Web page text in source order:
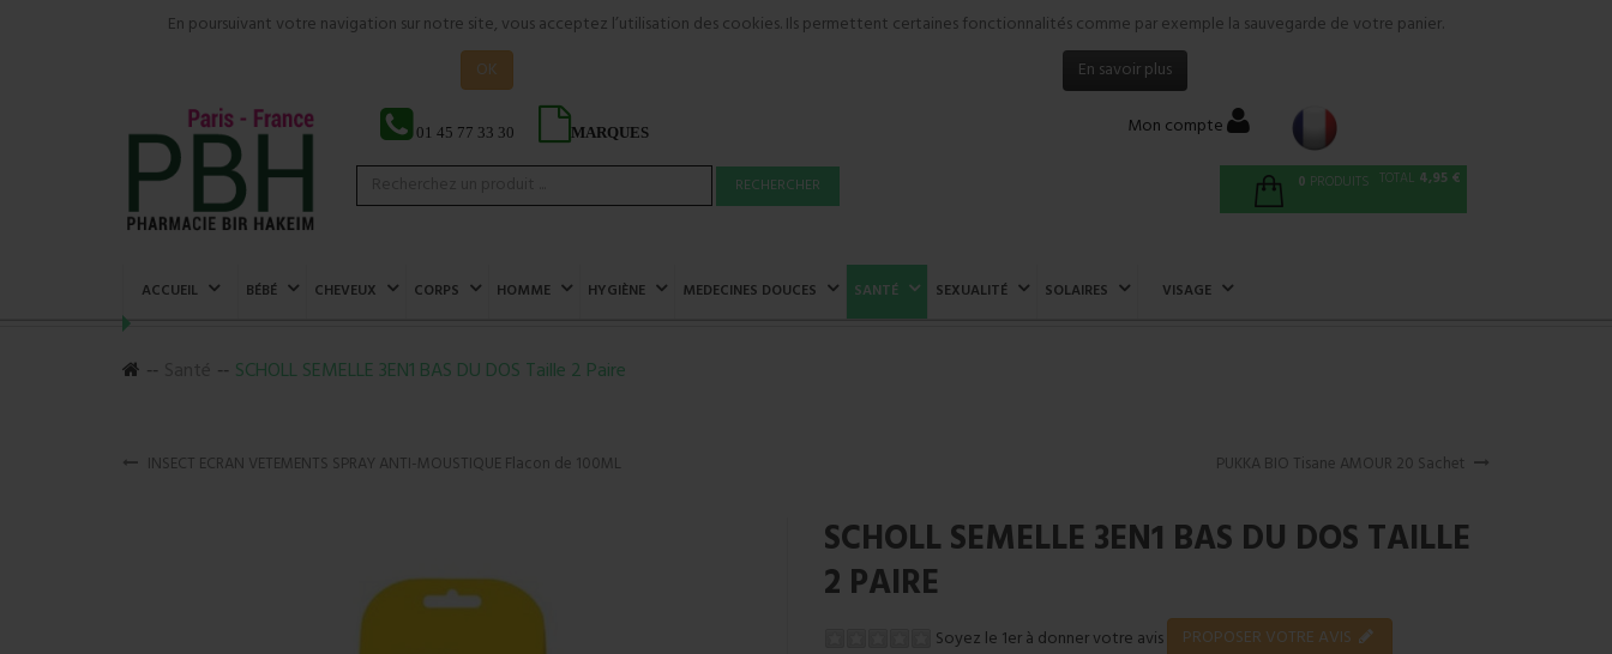
En poursuivant votre navigation sur notre site, vous acceptez l’utilisation des cookies. Ils permettent certaines fonctionnalités comme par exemple la sauvegarde de votre panier.
OK
En savoir plus
01 45 77 33 30 MARQUES Mon compte
RECHERCHER 0 PRODUITS TOTAL 4,95 €
ACCUEIL BÉBÉ CHEVEUX CORPS HOMME HYGIÈNE MEDECINES DOUCES SANTÉ SEXUALITÉ SOLAIRES VISAGE
SCHOLL SEMELLE 3EN1 BAS DU DOS Taille 2 Paire
INSECT ECRAN VETEMENTS SPRAY ANTI-MOUSTIQUE Flacon de 100ML PUKKA BIO Tisane AMOUR 20 Sachet
SCHOLL SEMELLE 3EN1 BAS DU DOS TAILLE
2 PAIRE
Soyez le 1er à donner votre avis PROPOSER VOTRE AVIS